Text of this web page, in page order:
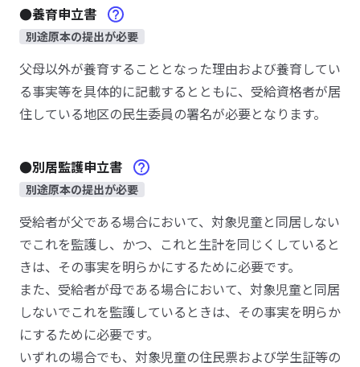
●養育申立書
別途原本の提出が必要
父母以外が養育することとなった理由および養育してい
る事実等を具体的に記載するとともに、受給資格者が居
住している地区の民生委員の署名が必要となります。
●別居監護申立書
別途原本の提出が必要
受給者が父である場合において、対象児童と同居しない
でこれを監護し、かつ、これと生計を同じくしていると
きは、その事実を明らかにするために必要です。
また、受給者が母である場合において、対象児童と同居
しないでこれを監護しているときは、その事実を明らか
にするために必要です。
いずれの場合でも、対象児童の住民票および学生証等の